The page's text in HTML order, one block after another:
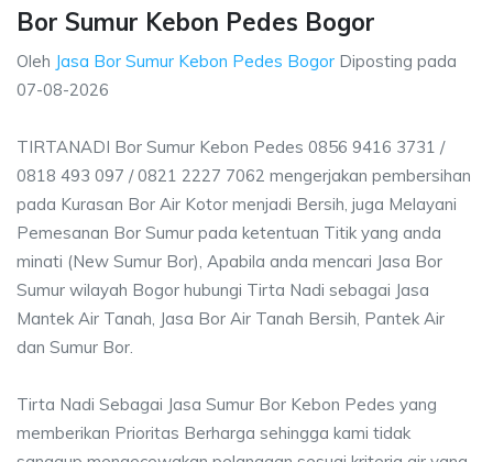
Bor Sumur Kebon Pedes Bogor
Oleh Jasa Bor Sumur Kebon Pedes Bogor Diposting pada
07-08-2026
TIRTANADI Bor Sumur Kebon Pedes 0856 9416 3731 /
0818 493 097 / 0821 2227 7062 mengerjakan pembersihan
pada Kurasan Bor Air Kotor menjadi Bersih, juga Melayani
Pemesanan Bor Sumur pada ketentuan Titik yang anda
minati (New Sumur Bor), Apabila anda mencari Jasa Bor
Sumur wilayah Bogor hubungi Tirta Nadi sebagai Jasa
Mantek Air Tanah, Jasa Bor Air Tanah Bersih, Pantek Air
dan Sumur Bor.
Tirta Nadi Sebagai Jasa Sumur Bor Kebon Pedes yang
memberikan Prioritas Berharga sehingga kami tidak